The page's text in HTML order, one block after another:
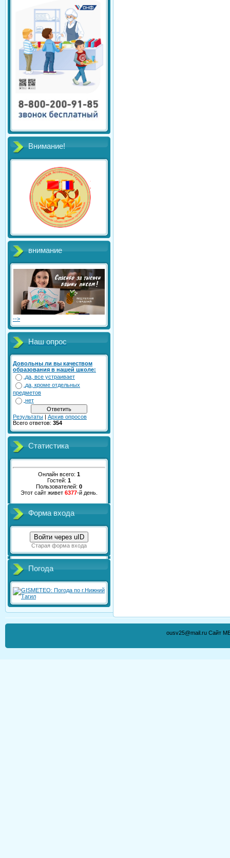
Внимание!
внимание
-->
Наш опрос
Довольны ли вы качеством
образования в нашей школе:
да, все устраивает
да, кроме отдельных
предметов
нет
Результаты | Архив опросов
Всего ответов: 354
Статистика
Онлайн всего: 1
Гостей: 1
Пользователей: 0
Этот сайт живет 6377-й день.
Форма входа
Войти через uID
Старая форма входа
Погода
ousv25@mail.ru Сайт